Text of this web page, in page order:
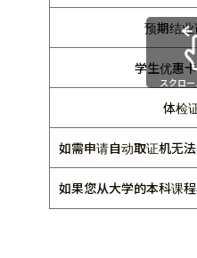
预期结
学生优惠
体检
如需申请自动取证机无
如果您从大学的本科课
スクロ